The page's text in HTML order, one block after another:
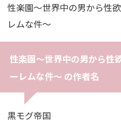
性楽園〜世界中の男から性
レムな件〜
性楽園〜世界中の男から性
ーレムな件〜 の作者名
黒モグ帝国